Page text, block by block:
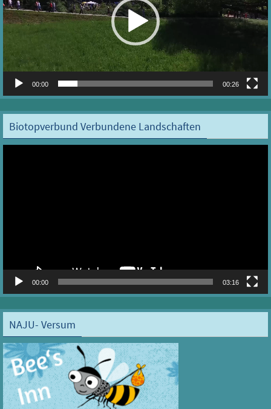
00:00 00:26
Biotopverbund Verbundene Landschaften
00:00 03:16
NAJU- Versum